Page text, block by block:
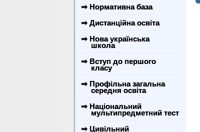
⇒ Нормативна база
⇒ Дистанційна освіта
⇒ Нова українська
школа
⇒ Вступ до першого
класу
⇒ Профільна загальна
середня освіта
⇒ Національний
мультипредметний тест
⇒ Цивільний